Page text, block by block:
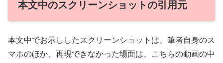
本文中のスクリーンショットの引用元
本文中でお示ししたスクリーンショットは、筆者自身のス
マホのほか、再現できなかった場面は、こちらの動画の中